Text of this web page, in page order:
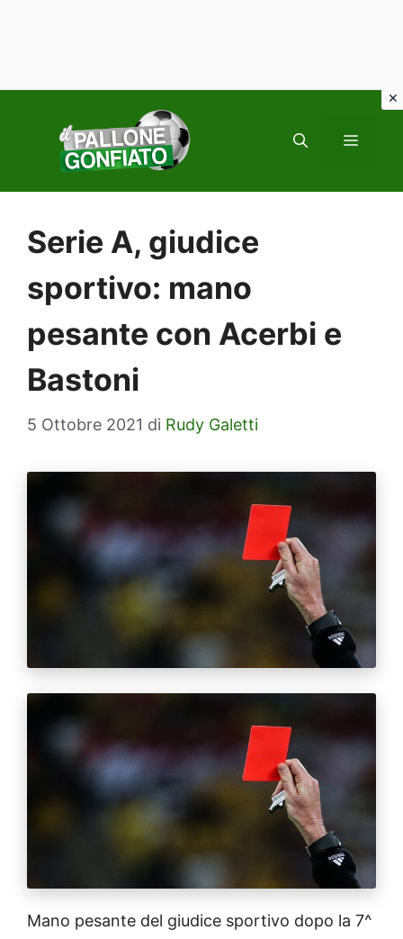
contenuto
MENU
Serie A, giudice
sportivo: mano
pesante con Acerbi e
Bastoni
5 Ottobre 2021 di Rudy Galetti
Mano pesante del giudice sportivo dopo la 7^